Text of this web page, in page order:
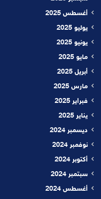
أغسطس 2025
يوليو 2025
يونيو 2025
مايو 2025
أبريل 2025
مارس 2025
فبراير 2025
يناير 2025
ديسمبر 2024
نوفمبر 2024
أكتوبر 2024
سبتمبر 2024
أغسطس 2024